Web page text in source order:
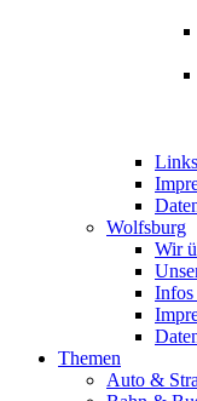
Links
Wolfsburg
Wir
Themen
Auto &